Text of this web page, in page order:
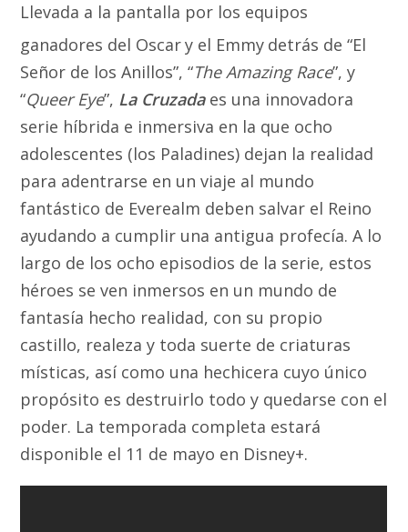
Llevada a la pantalla por los equipos
ganadores del Oscary el Emmy detrás de “El
Señor de los Anillos”, “The Amazing Race”, y
“Queer Eye”, La Cruzadaes una innovadora
serie híbrida e inmersiva en la que ocho
adolescentes (los Paladines) dejan la realidad
para adentrarse en un viaje al mundo
fantástico de Everealm deben salvar el Reino
ayudando a cumplir una antigua profecía. A lo
largo de los ocho episodios de la serie, estos
héroes se ven inmersos en un mundo de
fantasía hecho realidad, con su propio
castillo, realeza y toda suerte de criaturas
místicas, así como una hechicera cuyo único
propósito es destruirlo todo y quedarse con el
poder. La temporada completa estará
disponible el 11 de mayo en Disney+.